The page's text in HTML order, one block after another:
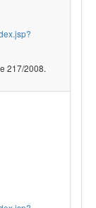
217/2008.